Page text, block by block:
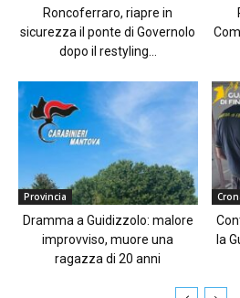
Roncoferraro, riapre in
sicurezza il ponte di Governolo
dopo il restyling...
Provincia
Dramma a Guidizzolo: malore
improvviso, muore una
ragazza di 20 anni
la